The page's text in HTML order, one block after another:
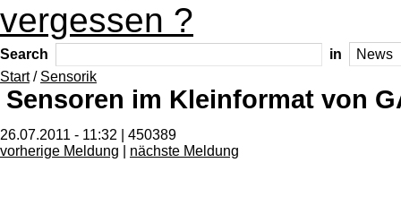
vergessen ?
Search
in
Start/ Sensorik
Sensoren im Kleinformat von
26.07.2011 - 11:32 | 450389
vorherige Meldung
nächste Meldung